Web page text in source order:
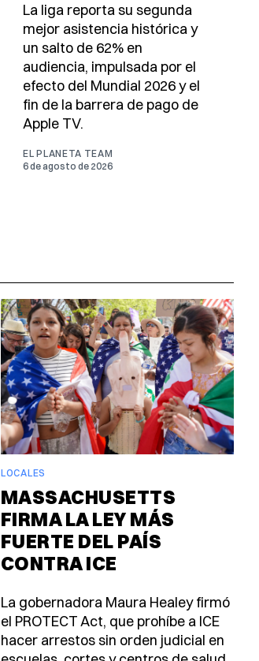
La liga reporta su segunda
mejor asistencia histórica y
un salto de 62% en
audiencia, impulsada por el
efecto del Mundial 2026 y el
fin de la barrera de pago de
Apple TV.
EL PLANETA TEAM
6 de agosto de 2026
LOCALES
MASSACHUSETTS
FIRMA LA LEY MÁS
FUERTE DEL PAÍS
CONTRA ICE
La gobernadora Maura Healey firmó
el PROTECT Act, que prohíbe a ICE
hacer arrestos sin orden judicial en